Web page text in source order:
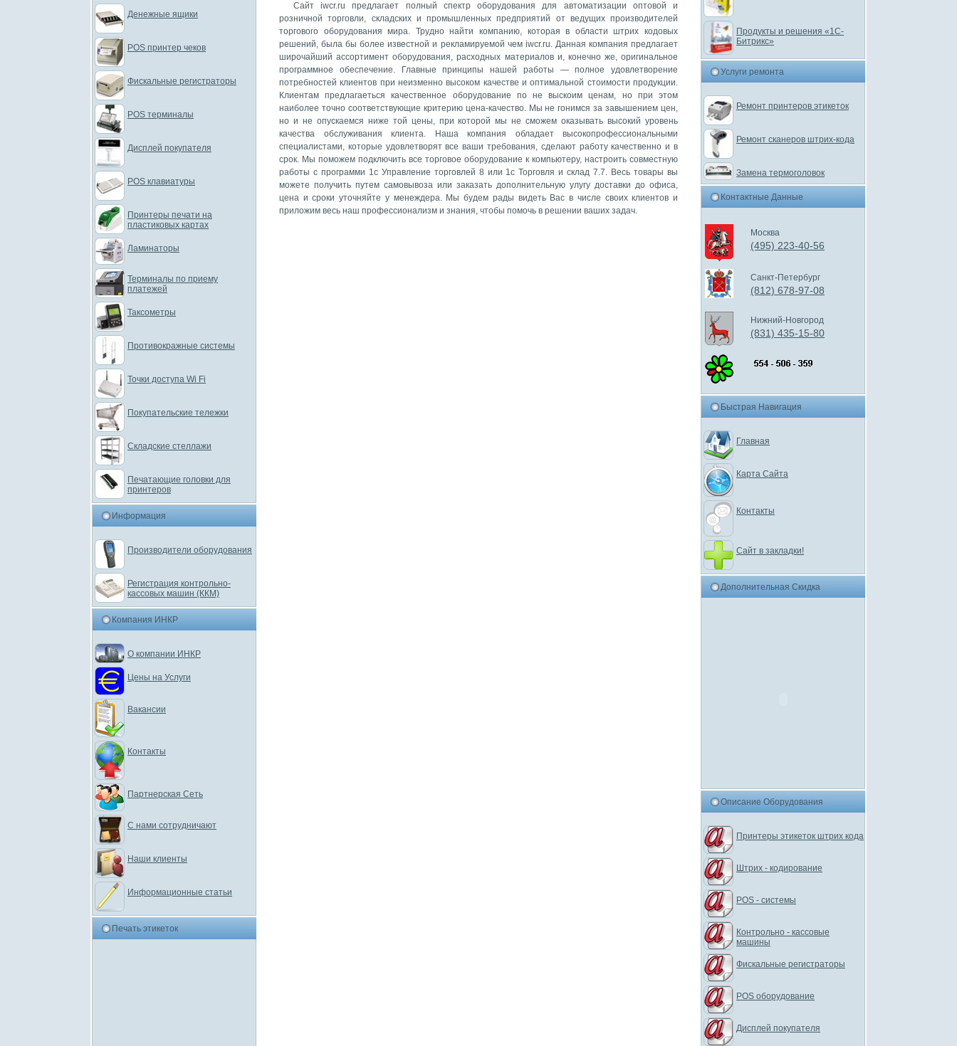
Сайт iwcr.ru предлагает полный спектр оборудования для автоматизации оптовой и
розничной торговли, складских и промышленных предприятий от ведущих производителей
торгового оборудования мира. Трудно найти компанию, которая в области штрих кодовых
решений, была бы более известной и рекламируемой чем iwcr.ru. Данная компания предлагает
широчайший ассортимент оборудования, расходных материалов и, конечно же, оригинальное
программное обеспечение. Главные принципы нашей работы — полное удовлетворение
потребностей клиентов при неизменно высоком качестве и оптимальной стоимости продукции.
Клиентам предлагаеться качественное оборудование по не выскоим ценам, но при этом
наиболее точно соответствующие критерию цена-качество. Мы не гонимся за завышением цен,
но и не опускаемся ниже той цены, при которой мы не сможем оказывать высокий уровень
качества обслуживания клиента. Наша компания обладает высокопрофессиональными
специалистами, которые удовлетворят все ваши требования, сделают работу качественно и в
срок. Мы поможем подключить все торговое оборудование к компьютеру, настроить совместную
работы с программи 1с Управление торговлей 8 или 1с Торговля и склад 7.7. Весь товары вы
можете получить путем самовывоза или заказать дополнительную улугу доставки до офиса,
цена и сроки уточняйте у менеждера. Мы будем рады видеть Вас в числе своих клиентов и
приложим весь наш профессионализм и знания, чтобы помочь в решении ваших задач.
Денежные ящики
POS принтер чеков
Фискальные регистраторы
POS терминалы
Дисплей покупателя
POS клавиатуры
Принтеры печати на
пластиковых картах
Ламинаторы
Терминалы по приему
платежей
Таксометры
Противокражные системы
Точки доступа Wi Fi
Покупательские тележки
Складские стеллажи
Печатающие головки для
принтеров
Информация
Производители оборудования
Регистрация контрольно-
кассовых машин (ККМ)
Компания ИНКР
О компании ИНКР
Цены на Услуги
Вакансии
Контакты
Партнерская Сеть
С нами сотрудничают
Наши клиенты
Информационные статьи
Печать этикеток
Продукты и решения «1С-
Битрикс»
Услуги ремонта
Ремонт принтеров этикеток
Ремонт сканеров штрих-кода
Замена термоголовок
Контактные Данные
Москва
(495) 223-40-56
Санкт-Петербург
(812) 678-97-08
Нижний-Новгород
(831) 435-15-80
Быстрая Навигация
Главная
Карта Сайта
Контакты
Сайт в закладки!
Дополнительная Скидка
Описание Оборудования
Принтеры этикеток штрих кода
Штрих - кодирование
POS - системы
Контрольно - кассовые
машины
Фискальные регистраторы
POS оборудование
Дисплей покупателя